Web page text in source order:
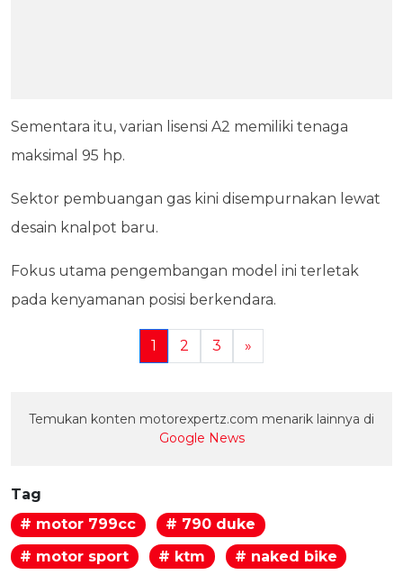
Sementara itu, varian lisensi A2 memiliki tenaga
maksimal 95 hp.
Sektor pembuangan gas kini disempurnakan lewat
desain knalpot baru.
Fokus utama pengembangan model ini terletak
pada kenyamanan posisi berkendara.
1 2 3 »
Temukan konten motorexpertz.com menarik lainnya di
Google News
Tag
# motor 799cc
# 790 duke
# motor sport
# ktm # naked bike